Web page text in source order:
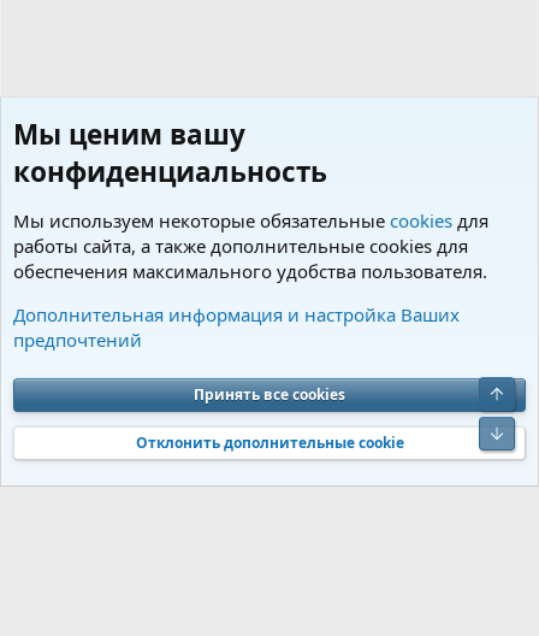
Теги
Cookies Charm by DCom
Обратная связь
Условия и правила
Политика конфиденциальности
Помощь
S
S
Community platform by XenForo® © 2010-2026 XenForo Ltd. Перевод от
Jumuro®|Media embeds via s9e/MediaSites
Мы ценим вашу
конфиденциальность
Мы используем некоторые обязательные cookies для
работы сайта, а также дополнительные cookies для
обеспечения максимального удобства пользователя.
Дополнительная информация и настройка Ваших
предпочтений
Принять все cookies
Отклонить дополнительные cookie
Верх
Низ